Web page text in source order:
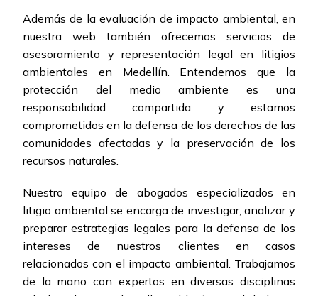
Además de la evaluación de impacto ambiental, en
nuestra web también ofrecemos servicios de
asesoramiento y representación legal en litigios
ambientales en Medellín. Entendemos que la
protección del medio ambiente es una
responsabilidad compartida y estamos
comprometidos en la defensa de los derechos de las
comunidades afectadas y la preservación de los
recursos naturales.
Nuestro equipo de abogados especializados en
litigio ambiental se encarga de investigar, analizar y
preparar estrategias legales para la defensa de los
intereses de nuestros clientes en casos
relacionados con el impacto ambiental. Trabajamos
de la mano con expertos en diversas disciplinas